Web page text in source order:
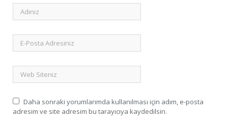
Daha sonraki yorumlarımda kullanılması için adım, e-posta
adresim ve site adresim bu tarayıcıya kaydedilsin.